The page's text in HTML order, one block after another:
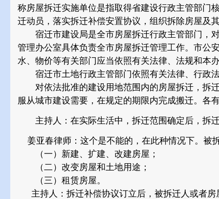
称房屋拆迁实施单位是指取得省建设行政主管部门
迁动员，落实拆迁补偿安置协议，组织拆除房屋及
宿迁市建设局是全市房屋拆迁行政主管部门，
管理办公室具体负责全市房屋拆迁管理工作。市公
水、物价等有关部门应当依照有关法律、法规和本
宿迁市土地行政主管部门依照有关法律、行政
对依法批准的建设用地范围内的房屋拆迁，拆
服从城市建设需要，在规定的期限内完成搬迁。各
主持人：在实际生活中，拆迁范围确定后，拆
姜亚春律师：这个是不能的，在此种情况下。被
（一）新建、扩建、改建房屋；
（二）改变房屋和土地用途；
（三）租赁房屋。
主持人：拆迁补偿协议订立后，被拆迁人或者房